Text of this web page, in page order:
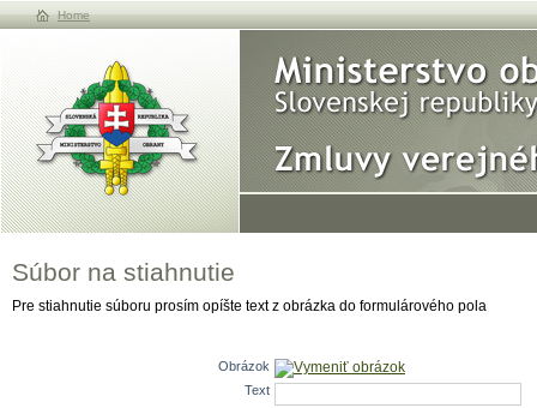
Home
Súbor na stiahnutie
Pre stiahnutie súboru prosím opíšte text z obrázka do formulárového pola
Obrázok
Vymeniť obrázok
Text